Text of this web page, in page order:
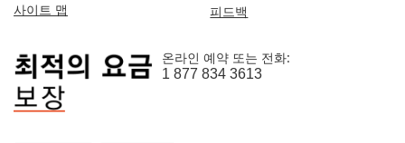
사이트 맵
피드백
온라인 예약 또는 전화:
1 877 834 3613